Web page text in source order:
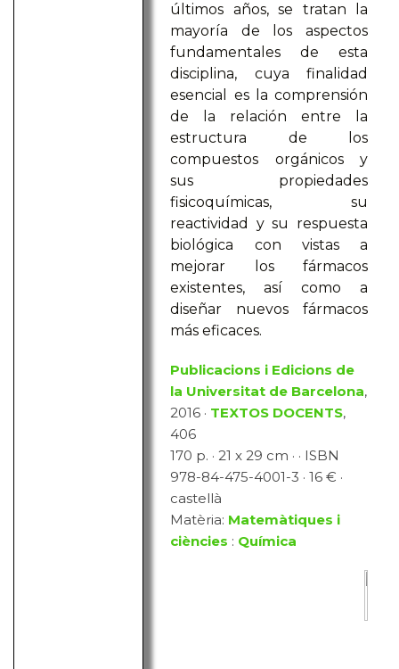
últimos años, se tratan la
mayoría de los aspectos
fundamentales de esta
disciplina, cuya finalidad
esencial es la comprensión
de la relación entre la
estructura de los
compuestos orgánicos y
sus propiedades
fisicoquímicas, su
reactividad y su respuesta
biológica con vistas a
mejorar los fármacos
existentes, así como a
diseñar nuevos fármacos
más eficaces.
Publicacions i Edicions de
la Universitat de Barcelona,
2016 · TEXTOS DOCENTS,
406
170 p. · 21 x 29 cm · · ISBN
978-84-475-4001-3 · 16 € ·
castellà
Matèria: Matemàtiques i
ciències : Química